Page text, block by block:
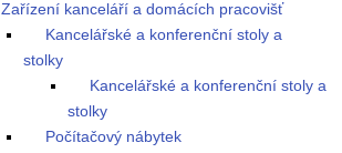
Zařízení kanceláří a domácích pracovišť
Kancelářské a konferenční stoly a
stolky
Kancelářské a konferenční stoly a
stolky
Počítačový nábytek